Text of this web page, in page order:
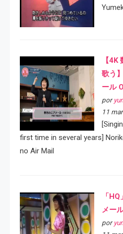
【
歌う
ール
por
11
first time in several years]
no Air Mail
「
メー
por